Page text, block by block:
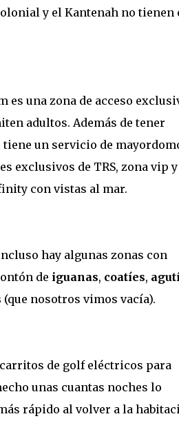
y el Kantenah no tienen
es una zona de acceso
adultos. Además de tener
un servicio de
exclusivos de TRS, zona vip y
con vistas al mar.
hay algunas zonas con
de iguanas, coatíes,
(que nosotros vimos vacía).
de golf eléctricos para
unas cuantas noches lo
rápido al volver a la